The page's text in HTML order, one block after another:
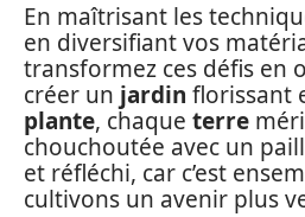
En maîtrisant les
en diversifiant vos
transformez ces défis en
créer un jardin florissant
plante, chaque terre
chouchoutée avec un
et réfléchi, car c’est
cultivons un avenir plus